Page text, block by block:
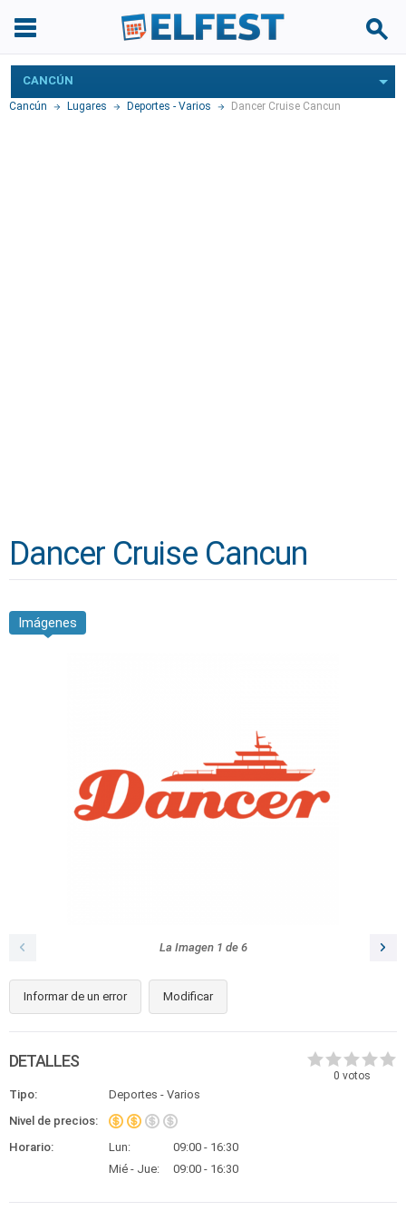
CANCÚN
Cancún Lugares Deportes - Varios Dancer Cruise Cancun
Dancer Cruise Cancun
Imágenes
La Imagen 1 de 6
Informar de un error Modificar
0 votos
DETALLES
Tipo:
Deportes - Varios
Nivel de precios:
Horario:
Lun:
09:00 - 16:30
Mié - Jue:
09:00 - 16:30